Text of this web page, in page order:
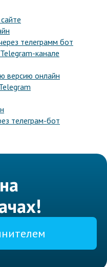
телеграмм бот
канале
версию онлайн
телеграм-бот